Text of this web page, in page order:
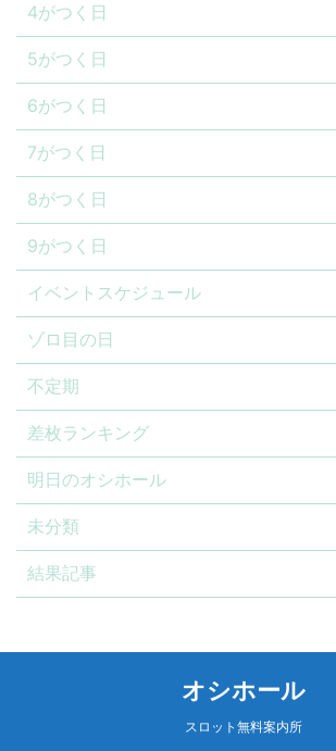
4がつく日
5がつく日
6がつく日
7がつく日
8がつく日
9がつく日
イベントスケジュール
ゾロ目の日
不定期
差枚ランキング
明日のオシホール
未分類
結果記事
オシホール
スロット無料案内所